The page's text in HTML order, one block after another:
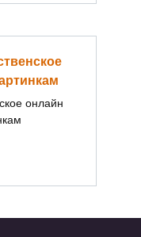
онлайн